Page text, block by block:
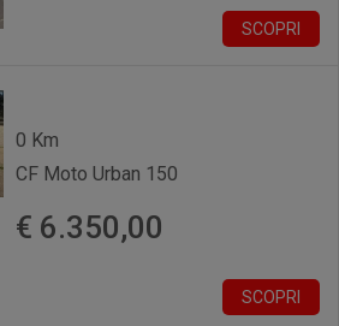
SCOPRI
0 Km
CF Moto Urban 150
€ 6.350,00
SCOPRI